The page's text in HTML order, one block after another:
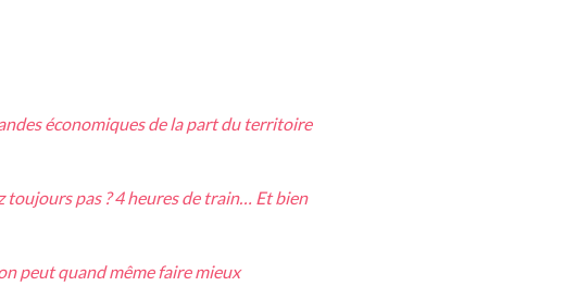
économiques de la part du territoire
pas ? 4 heures de train… Et bien
peut quand même faire mieux